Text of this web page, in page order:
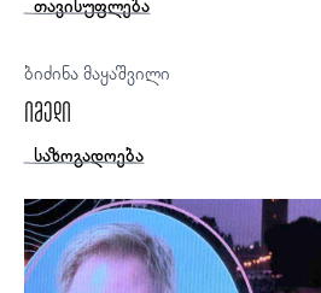
თავისუფლება
ბიძინა მაყაშვილი
იმედი
საზოგადოება